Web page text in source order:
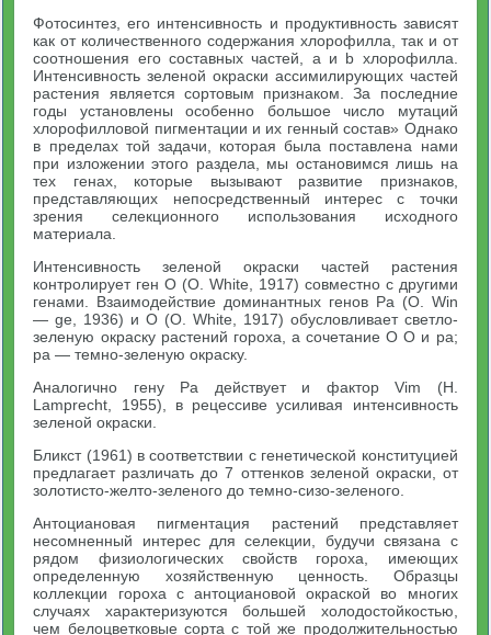
Фотосинтез, его интенсивность и продуктивность зависят
как от количественного содержания хлорофилла, так и от
соотношения его составных частей, а и b хлорофилла.
Интенсивность зеленой окраски ассимилирующих частей
растения является сортовым признаком. За последние
годы установлены особенно большое число мутаций
хлорофилловой пигментации и их генный состав» Однако
в пределах той задачи, которая была поставлена нами
при изложении этого раздела, мы остановимся лишь на
тех генах, которые вызывают развитие признаков,
представляющих непосредственный интерес с точки
зрения селекционного использования исходного
материала.
Интенсивность зеленой окраски частей растения
контролирует ген О (О. White, 1917) совместно с другими
генами. Взаимодействие доминантных генов Ра (О. Win
— ge, 1936) и О (О. White, 1917) обусловливает светло-
зеленую окраску растений гороха, а сочетание О О и ра;
ра — темно-зеленую окраску.
Аналогично гену Ра действует и фактор Vim (Н.
Lamprecht, 1955), в рецессиве усиливая интенсивность
зеленой окраски.
Бликст (1961) в соответствии с генетической конституцией
предлагает различать до 7 оттенков зеленой окраски, от
золотисто-желто-зеленого до темно-сизо-зеленого.
Антоциановая пигментация растений представляет
несомненный интерес для селекции, будучи связана с
рядом физиологических свойств гороха, имеющих
определенную хозяйственную ценность. Образцы
коллекции гороха с антоциановой окраской во многих
случаях характеризуются большей холодостойкостью,
чем белоцветковые сорта с той же продолжительностью